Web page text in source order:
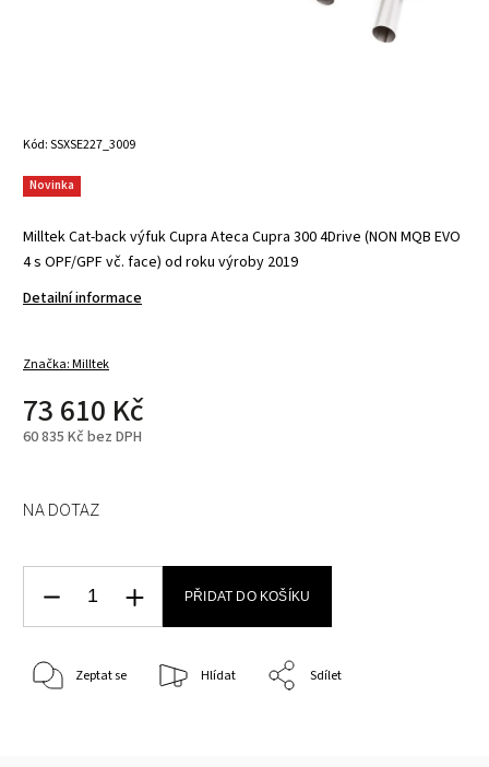
Kód:SSXSE227_3009
Milltek Cat-back výfuk Cupra Ateca Cupra 300 4Drive (NON MQB EVO
4 s OPF/GPF vč. face) od roku výroby 2019
Detailní informace
Novinka
Značka:Milltek
73 610 Kč
60 835 Kč bez DPH
NA DOTAZ
PŘIDAT DO KOŠÍKU
Zeptat se Hlídat Sdílet